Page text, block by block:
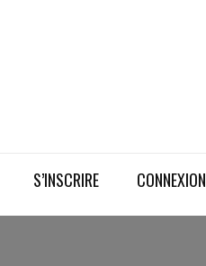
S’INSCRIRE CONNEXION